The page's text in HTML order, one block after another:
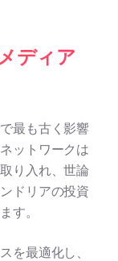
ディア
最も古く影響
ットワークは
り入れ、世論
ドリアの投資
す。
を最適化し、